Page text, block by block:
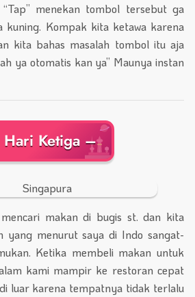
menekan tombol tersebut ga
kuning. Kompak kita ketawa karena
kita bahas masalah tombol itu aja
ya otomatis kan ya” Maunya instan
Ketiga –
makan di bugis st. dan kita
yang menurut saya di Indo sangat-
Ketika membeli makan untuk
kami mampir ke restoran cepat
luar karena tempatnya tidak terlalu